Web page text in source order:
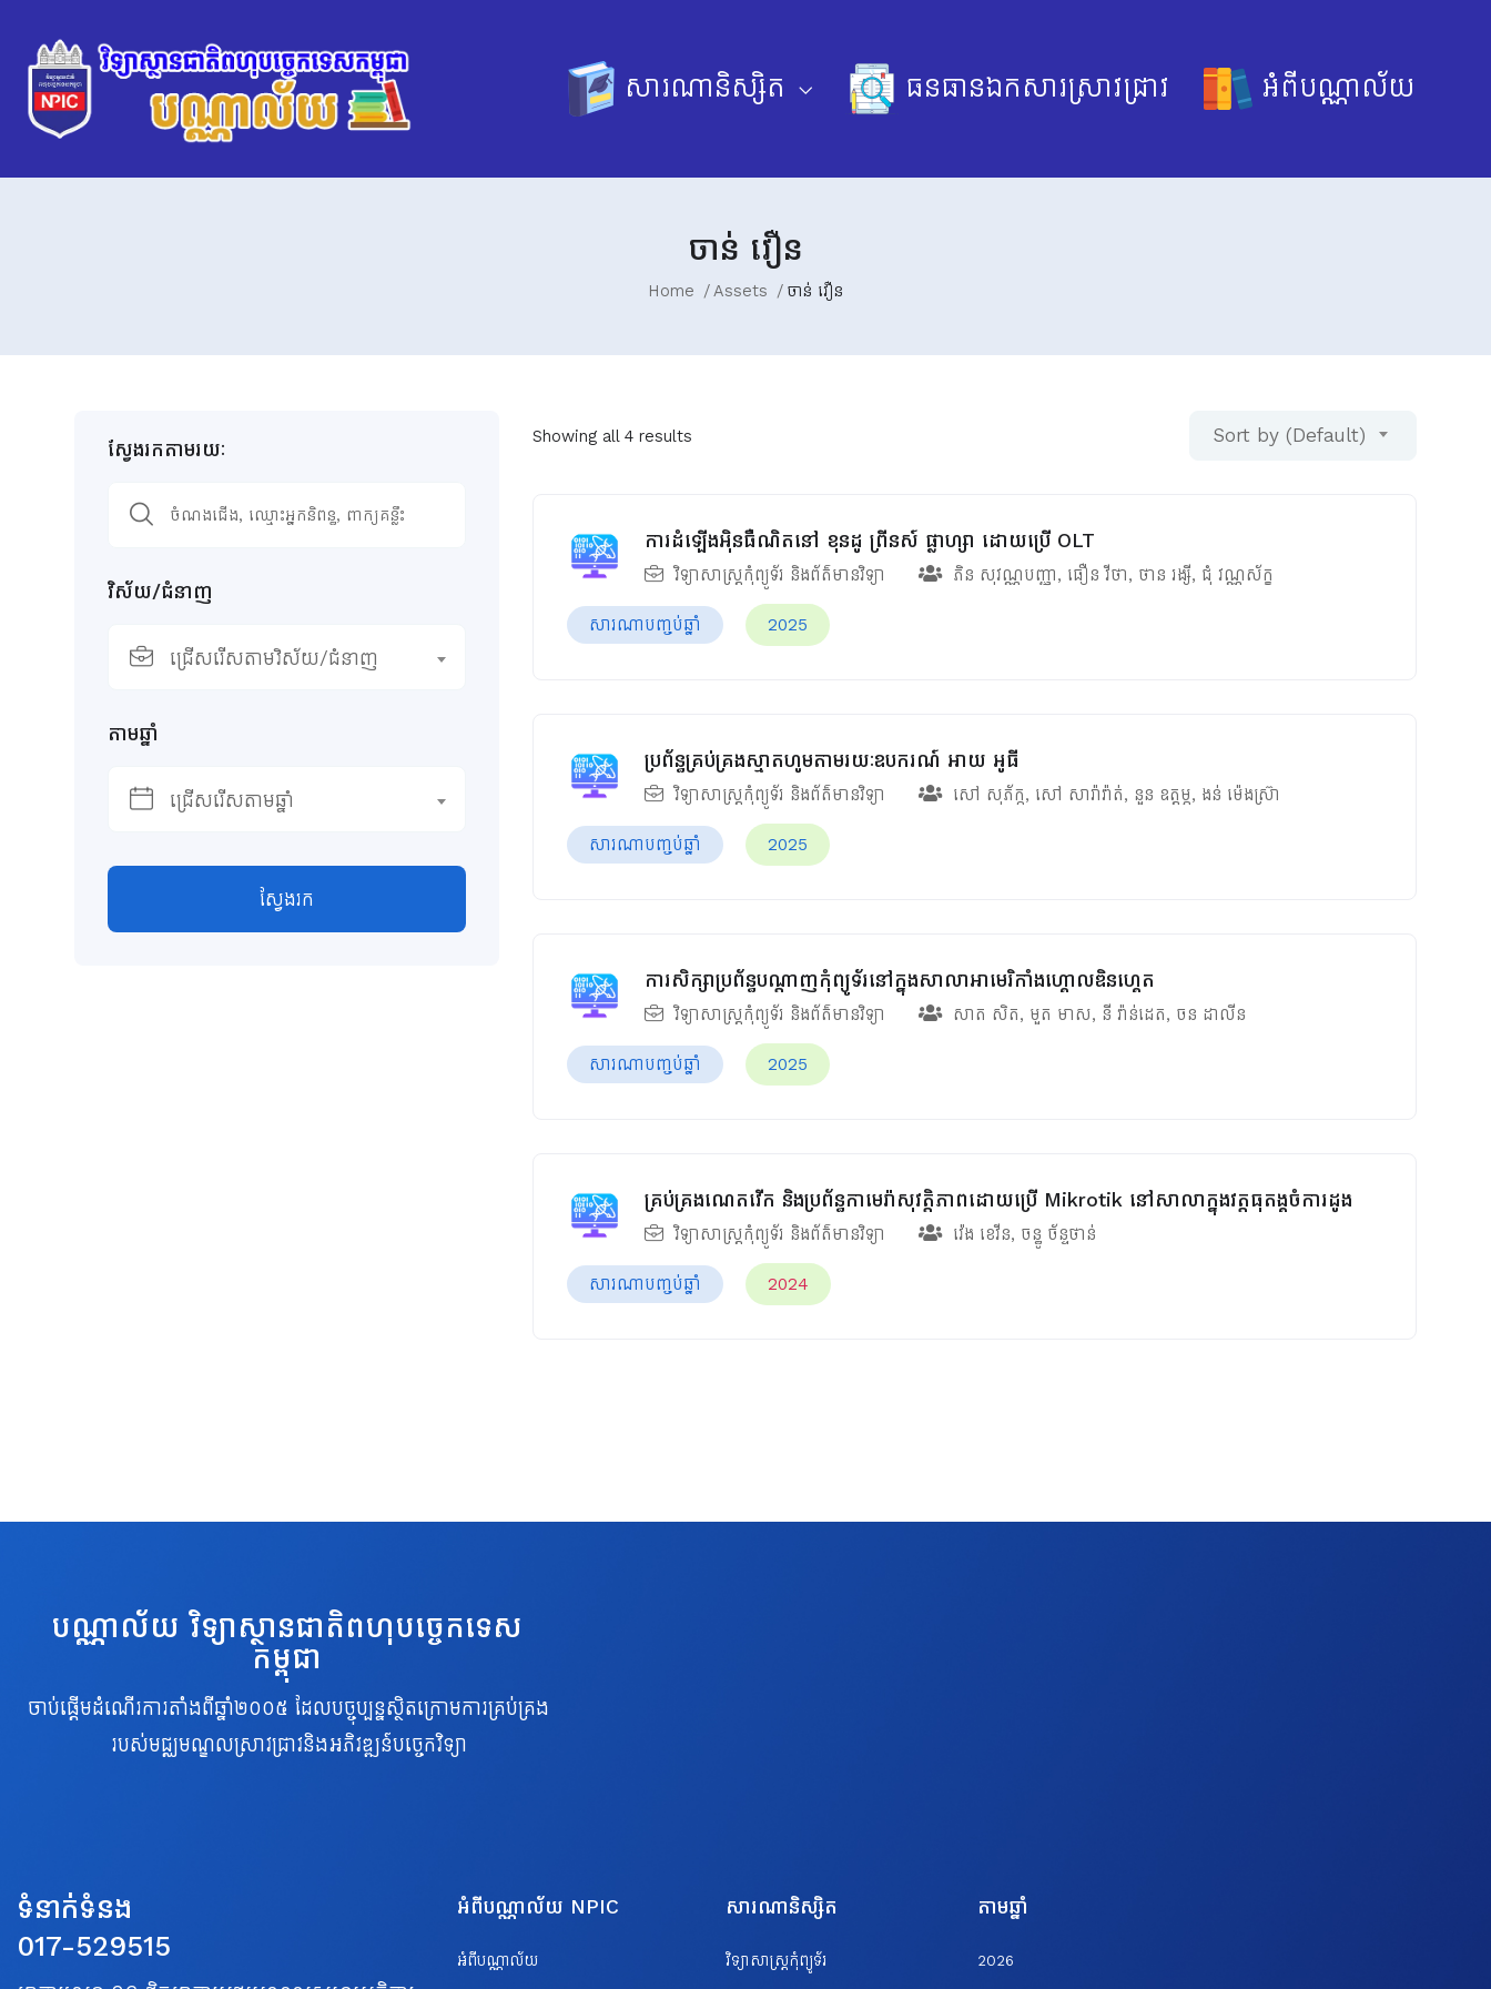
សារណានិស្សិត ធនធានឯកសារស្រាវជ្រាវ អំពីបណ្ណាល័យ
ចាន់ វឿន
Home Assets ចាន់ វឿន
ស្វែងរកតាមរយៈ
វិស័យ/ជំនាញ
ជ្រើសរើសតាមវិស័យ/ជំនាញ
តាមឆ្នាំ
ជ្រើសរើសតាមឆ្នាំ
ស្វែងរក
Showing all 4 results Sort by (Default)
ការដំឡើងអ៊ិនធឺណិតនៅ ខុនដូ ព្រីនស៍ ផ្លាហ្សា ដោយប្រើ OLT
វិទ្យាសាស្ត្រកុំព្យូទ័រ និងព័ត៌មានវិទ្យា ភិន សុវណ្ណបញ្ញា, ធឿន វីថា, ថាន រង្សី, ជុំ វណ្ណស័ក្ខ
សារណាបញ្ចប់ឆ្នាំ 2025
ប្រព័ន្ធគ្រប់គ្រងស្មាតហូមតាមរយៈឧបករណ៍ អាយ អូធី
វិទ្យាសាស្ត្រកុំព្យូទ័រ និងព័ត៌មានវិទ្យា សៅ សុភ័ក្ក, សៅ សារ៉ាវ៉ាត់, នួន ឧត្ដម្ភ, ងន់ ម៉េងស្រ៊ា
សារណាបញ្ចប់ឆ្នាំ 2025
ការសិក្សាប្រព័ន្ធបណ្ដាញកុំព្យូទ័រនៅក្នុងសាលាអាមេរិកាំងហ្គោលឌិនហ្គេត
វិទ្យាសាស្ត្រកុំព្យូទ័រ និងព័ត៌មានវិទ្យា សាត សិត, មួត​ មាស, នី វ៉ាន់ដេត, ចន ដាលីន
សារណាបញ្ចប់ឆ្នាំ 2025
គ្រប់គ្រងណេតវើក និងប្រព័ន្ធកាមេរ៉ាសុវត្តិភាពដោយប្រើ Mikrotik នៅសាលាក្នុងវត្តធុតង្គចំការដូង
វិទ្យាសាស្ត្រកុំព្យូទ័រ និងព័ត៌មានវិទ្យា វ៉េង ខេវីន, ចន្ធូ ច័ន្ទថាន់
សារណាបញ្ចប់ឆ្នាំ 2024
បណ្ណាល័យ វិទ្យាស្ថានជាតិពហុបច្ចេកទេស
កម្ពុជា
ចាប់ផ្តើមដំណើរការតាំងពីឆ្នាំ២០០៥ ដែលបច្ចុប្បន្នស្ថិតក្រោមការគ្រប់គ្រង
របស់មជ្ឈមណ្ឌលស្រាវជ្រាវនិងអភិវឌ្ឍន៍បច្ចេកវិទ្យា
ទំនាក់ទំនង
017-529515
អំពីបណ្ណាល័យ NPIC
អំពីបណ្ណាល័យ
សារណានិស្សិត
វិទ្យាសាស្ត្រកុំព្យូទ័រ
តាមឆ្នាំ
2026